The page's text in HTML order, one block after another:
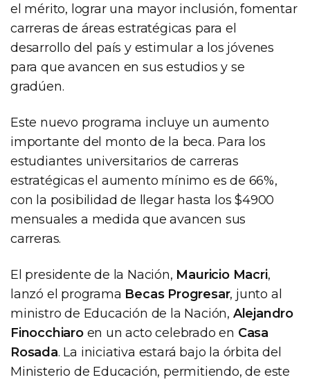
el mérito, lograr una mayor inclusión, fomentar
carreras de áreas estratégicas para el
desarrollo del país y estimular a los jóvenes
para que avancen en sus estudios y se
gradúen.
Este nuevo programa incluye un aumento
importante del monto de la beca. Para los
estudiantes universitarios de carreras
estratégicas el aumento mínimo es de 66%,
con la posibilidad de llegar hasta los $4900
mensuales a medida que avancen sus
carreras.
El presidente de la Nación, Mauricio Macri,
lanzó el programa Becas Progresar, junto al
ministro de Educación de la Nación, Alejandro
Finocchiaroen un acto celebrado en Casa
Rosada. La iniciativa estará bajo la órbita del
Ministerio de Educación, permitiendo, de este